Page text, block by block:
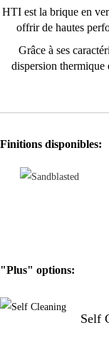
HTI est la brique en
offrir de hautes
Grâce à ses
dispersion thermique
Finitions disponibles:
"Plus" options:
Self